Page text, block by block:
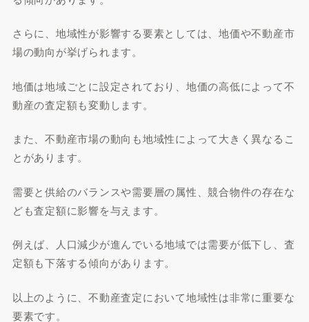
さらに、地域性が影響する要素としては、地価や不動産市
場の動向が挙げられます。
地価は地域ごとに設定されており、地価の高低によって不
動産の査定額も変動します。
また、不動産市場の動向も地域性によって大きく異なるこ
とがあります。
需要と供給のバランスや需要層の属性、競合物件の存在な
ども査定額に影響を与えます。
例えば、人口減少が進んでいる地域では需要が低下し、査
定額も下落する傾向があります。
以上のように、不動産査定において地域性は非常に重要な
要素です。